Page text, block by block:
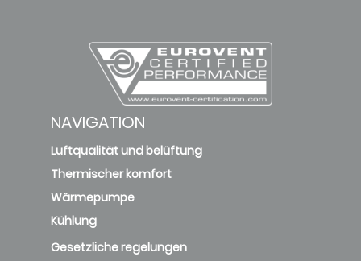
NAVIGATION
Luftqualität und belüftung
Thermischer komfort
Wärmepumpe
Kühlung
Gesetzliche regelungen